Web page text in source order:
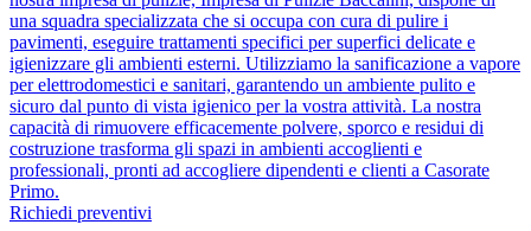
una squadra specializzata che si occupa con cura di pulire i
pavimenti, eseguire trattamenti specifici per superfici delicate e
igienizzare gli ambienti esterni. Utilizziamo la sanificazione a vapore
per elettrodomestici e sanitari, garantendo un ambiente pulito e
sicuro dal punto di vista igienico per la vostra attività. La nostra
capacità di rimuovere efficacemente polvere, sporco e residui di
costruzione trasforma gli spazi in ambienti accoglienti e
professionali, pronti ad accogliere dipendenti e clienti a Casorate
Primo.
Richiedi preventivi